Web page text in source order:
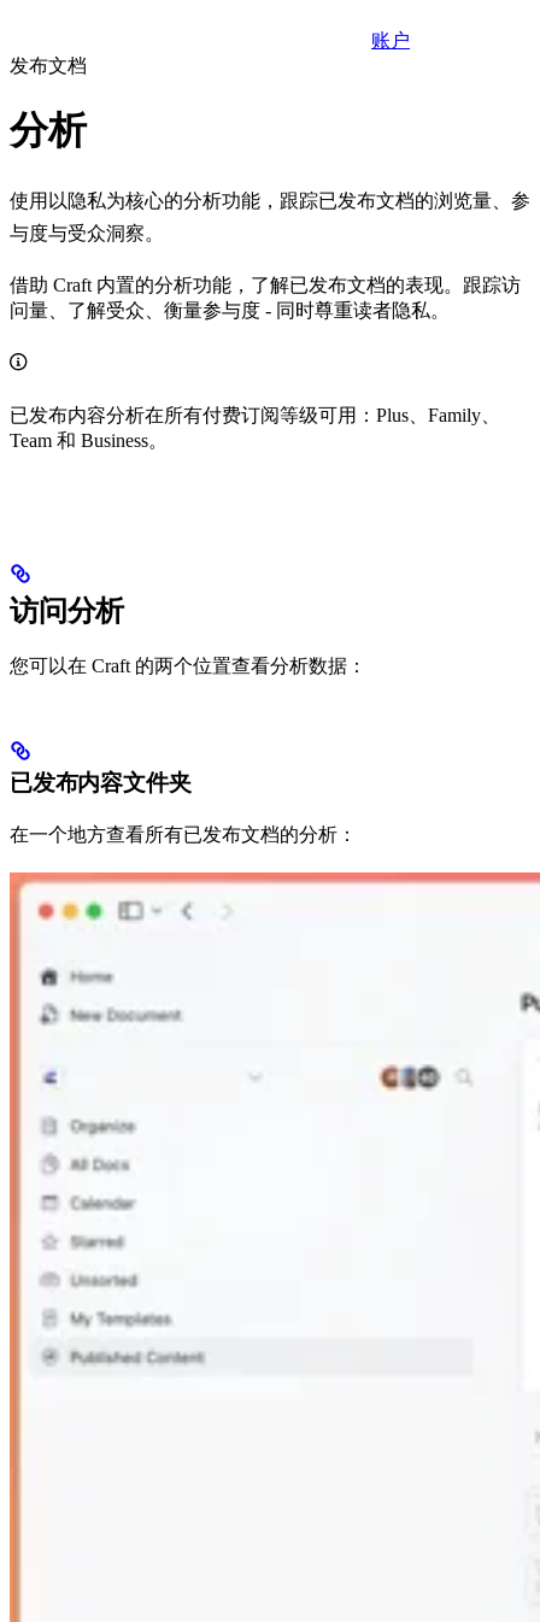
账户
发布文档
分析
使用以隐私为核心的分析功能，跟踪已发布文档的浏览量、参
与度与受众洞察。
借助 Craft 内置的分析功能，了解已发布文档的表现。跟踪访
问量、了解受众、衡量参与度 - 同时尊重读者隐私。
已发布内容分析在所有付费订阅等级可用：Plus、Family、
Team 和 Business。
访问分析
您可以在 Craft 的两个位置查看分析数据：
已发布内容文件夹
在一个地方查看所有已发布文档的分析：